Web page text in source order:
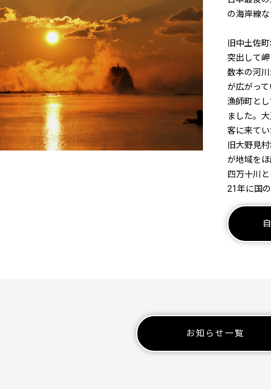
の海岸線
旧中土佐
突出して
数本の河
が広がって
漁師町と
ました。
客に来てい
旧大野見
が地域を
四万十川
21年に国
お知らせ一覧